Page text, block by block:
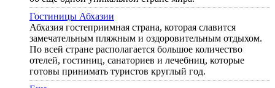
Гостиницы Абхазии
Абхазия гостеприимная страна, которая славится
замечательным пляжным и оздоровительным отдыхом.
По всей стране располагается большое количество
отелей, гостиниц, санаториев и лечебниц, которые
готовы принимать туристов круглый год.